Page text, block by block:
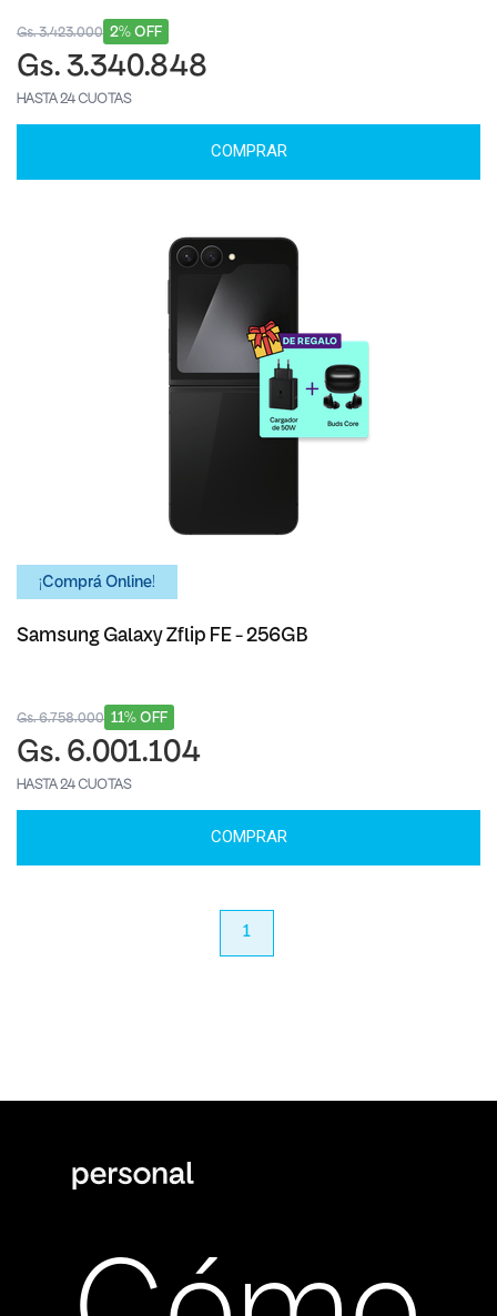
2% OFF
Gs. 3.423.000
Gs. 3.340.848
HASTA 24 CUOTAS
COMPRAR
¡Comprá Online!
Samsung Galaxy Zflip FE - 256GB
11% OFF
Gs. 6.758.000
Gs. 6.001.104
HASTA 24 CUOTAS
COMPRAR
1